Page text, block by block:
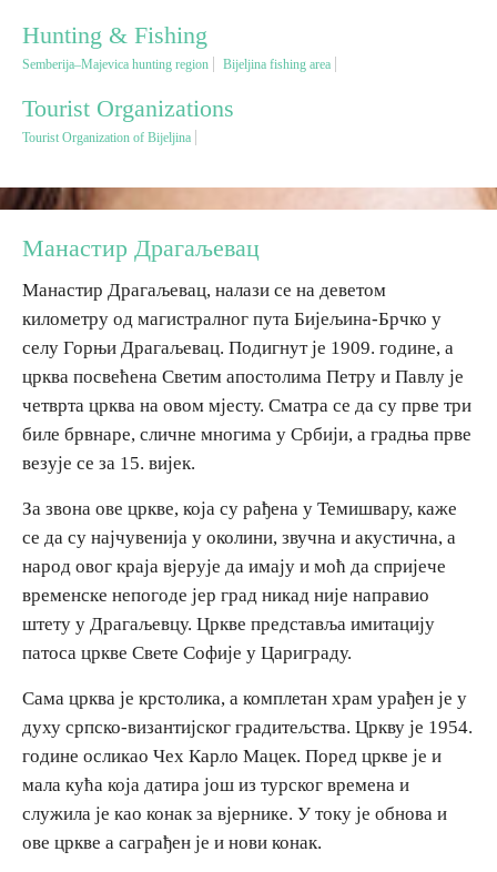
Gastronomy
Hunting & Fishing
Destinations
List of destinations
Map
Accommodation
Multimedia
Video
E-Brochure
Explore Srpska
Hunting & Fishing
Semberija–Majevica hunting region Bijeljina fishing area
Tourist Organizations
Tourist Organization of Bijeljina
Манастир Драгаљевац
Манастир Драгаљевац, налази се на деветом
километру од магистралног пута Бијељина-Брчко у
селу Горњи Драгаљевац. Подигнут је 1909. године, а
црква посвећена Светим апостолима Петру и Павлу је
четврта црква на овом мјесту. Сматра се да су прве три
биле брвнаре, сличне многима у Србији, а градња прве
везује се за 15. вијек.
За звона ове цркве, која су рађена у Темишвару, каже
се да су најчувенија у околини, звучна и акустична, а
народ овог краја вјерује да имају и моћ да спријече
временске непогоде јер град никад није направио
штету у Драгаљевцу. Цркве представља имитацију
патоса цркве Свете Софије у Цариграду.
Сама црква је крстолика, а комплетан храм урађен је у
духу српско-византијског градитељства. Цркву је 1954.
године осликао Чех Карло Мацек. Поред цркве је и
мала кућа која датира још из турског времена и
служила је као конак за вјернике. У току је обнова и
ове цркве а саграђен је и нови конак.